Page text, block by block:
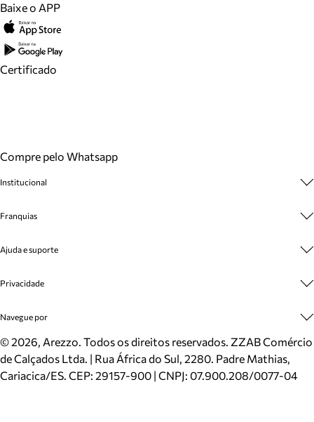
Baixe o APP
Certificado
Compre pelo Whatsapp
Institucional
Cashback
Venda Corporativa
Mapa do Site
Inverno
Mundo Arezzo
Franquias
Plano de Negócio
Ajuda e suporte
Cadastro
Meus Pedidos
Trocas e Devoluções
Cartão Presente
Localizador de lojas
Privacidade
Politica e Privacidade
Navegue por
Sapatos
Bolsas
Scarpins
©2026, Arezzo. Todos os direitos reservados. ZZAB Comércio
de Calçados Ltda. | Rua África do Sul, 2280. Padre Mathias,
Cariacica/ES. CEP: 29157-900 | CNPJ: 07.900.208/0077-04